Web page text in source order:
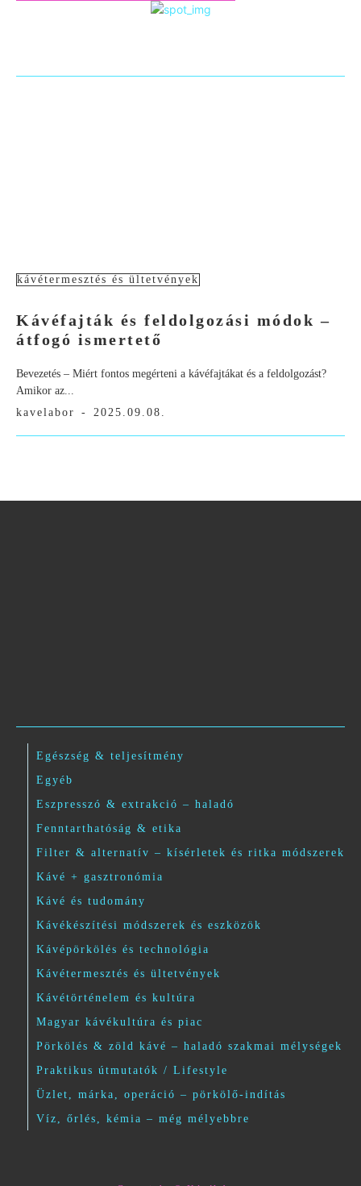
kávétermesztés és ültetvények
Kávéfajták és feldolgozási módok –
átfogó ismertető
Bevezetés – Miért fontos megérteni a kávéfajtákat és a feldolgozást?
Amikor az...
kavelabor
- 2025.09.08.
Egészség & teljesítmény
Egyéb
Eszpresszó & extrakció – haladó
Fenntarthatóság & etika
Filter & alternatív – kísérletek és ritka módszerek
Kávé + gasztronómia
Kávé és tudomány
Kávékészítési módszerek és eszközök
Kávépörkölés és technológia
Kávétermesztés és ültetvények
Kávétörténelem és kultúra
Magyar kávékultúra és piac
Pörkölés & zöld kávé – haladó szakmai mélységek
Praktikus útmutatók / Lifestyle
Üzlet, márka, operáció – pörkölő-indítás
Víz, őrlés, kémia – még mélyebbre